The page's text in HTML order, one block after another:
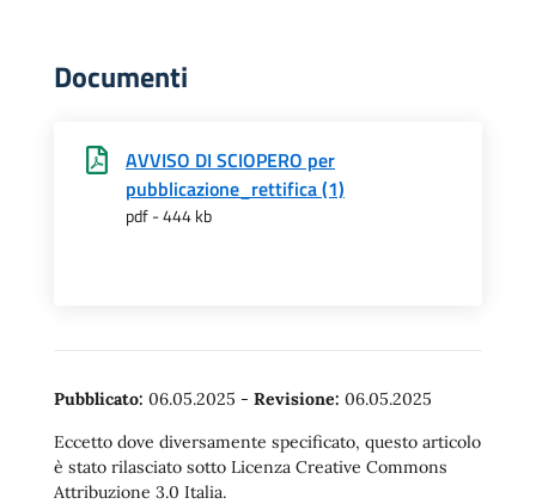
Documenti
AVVISO DI SCIOPERO per
pubblicazione_rettifica (1)
pdf - 444 kb
Pubblicato: 06.05.2025 - Revisione: 06.05.2025
Eccetto dove diversamente specificato, questo articolo
è stato rilasciato sotto Licenza Creative Commons
Attribuzione 3.0 Italia.